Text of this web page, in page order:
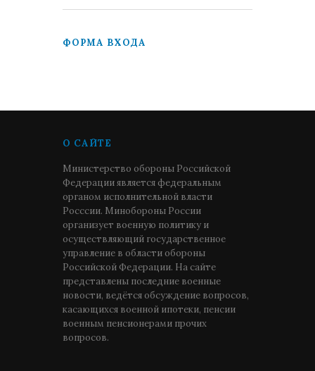
ФОРМА ВХОДА
О САЙТЕ
Министерство обороны Российской
Федерации является федеральным
органом исполнительной власти
Росссии. Минобороны России
организует военную политику и
осуществляющий государственное
управление в области обороны
Российской Федерации. На сайте
представлены последние военные
новости, ведётся обсуждение вопросов,
касающихся военной ипотеки, пенсии
военным пенсионерами прочих
вопросов.